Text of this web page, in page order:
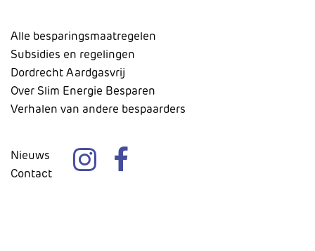
Alle besparingsmaatregelen
Subsidies en regelingen
Dordrecht Aardgasvrij
Over Slim Energie Besparen
Verhalen van andere bespaarders
Nieuws
Contact